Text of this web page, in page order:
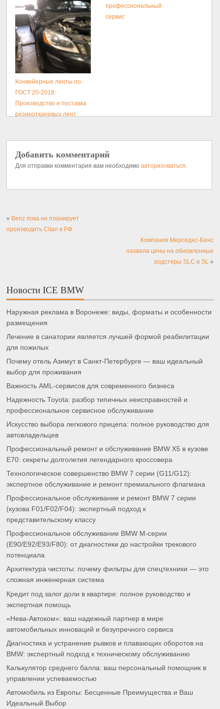
профессиональный
сервис
Конвейерные ленты по
ГОСТ 20-2018:
Производство и поставка
резинотканевых лент
Добавить комментарий
Для отправки комментария вам необходимоавторизоваться.
« Benz пока не планирует
производить Citan в РФ
Компания Мерседес-Бенс
назвала цены на обновленные
родстеры SLC и SL»
Новости ICE BMW
Наружная реклама в Воронеже: виды, форматы и особенности
размещения
Лечение в санатории является лучшей формой реабилитации
для пожилых
Почему отель Азимут в Санкт-Петербурге — ваш идеальный
выбор для проживания
Важность AML-сервисов для современного бизнеса
Надежность Toyota: разбор типичных неисправностей и
профессиональное сервисное обслуживание
Искусство выбора легкового прицепа: полное руководство для
автовладельцев
Профессиональный ремонт и обслуживание BMW X5 в кузове
E70: секреты долголетия легендарного кроссовера
Технологическое совершенство BMW 7 серии (G11/G12):
экспертное обслуживание и ремонт премиального флагмана
Профессиональное обслуживание и ремонт BMW 7 серии
(кузова F01/F02/F04): экспертный подход к
представительскому классу
Профессиональное обслуживание BMW M-серии
(E90/E92/E93/F80): от диагностики до настройки трекового
потенциала
Архитектура чистоты: почему фильтры для спецтехники — это
сложная инженерная система
Кредит под залог доли в квартире: полное руководство и
экспертная помощь
«Нева-Автоком»: ваш надежный партнер в мире
автомобильных инноваций и безупречного сервиса
Диагностика и устранение рывков и плавающих оборотов на
BMW: экспертный подход к техническому обслуживанию
Калькулятор среднего балла: ваш персональный помощник в
управлении успеваемостью
Автомобиль из Европы: Бесценные Преимущества и Ваш
Идеальный Выбор